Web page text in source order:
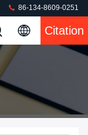
86-134-8609-0251
Citation